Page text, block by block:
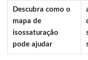
Descubra como o
mapa de
isossaturação
pode ajudar